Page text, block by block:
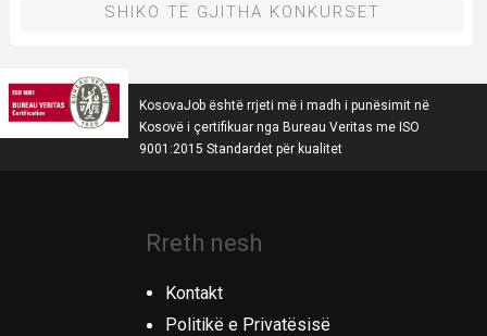
SHIKO TË GJITHA KONKURSET
KosovaJob është rrjeti më i madh i punësimit në
Kosovë i çertifikuar nga Bureau Veritas me ISO
9001:2015 Standardet për kualitet
Rreth nesh
Kontakt
Politikë e Privatësisë